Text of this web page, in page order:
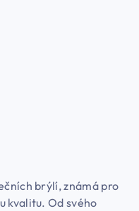
brýlí, známá pro
kvalitu. Od svého